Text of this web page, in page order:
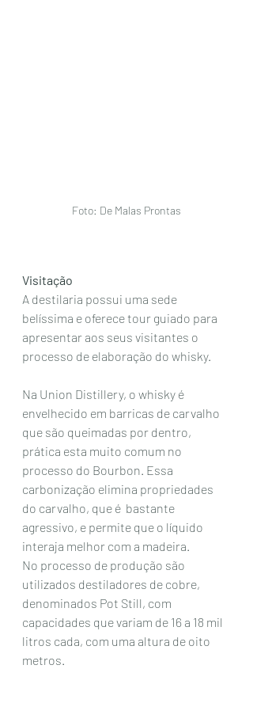
Foto: De Malas Prontas
Visitação
A destilaria possui uma sede
belíssima e oferece tour guiado para
apresentar aos seus visitantes o
processo de elaboração do whisky.
Na Union Distillery, o whisky é
envelhecido em barricas de carvalho
que são queimadas por dentro,
prática esta muito comum no
processo do Bourbon. Essa
carbonização elimina propriedades
do carvalho, que é  bastante
agressivo, e permite que o líquido
interaja melhor com a madeira.
No processo de produção são
utilizados destiladores de cobre,
denominados Pot Still, com
capacidades que variam de 16 a 18 mil
litros cada, com uma altura de oito
metros.